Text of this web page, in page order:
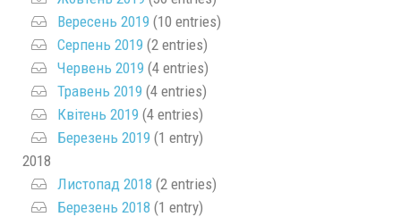
Вересень 2019 (10 entries)
Серпень 2019 (2 entries)
Червень 2019 (4 entries)
Травень 2019 (4 entries)
Квітень 2019 (4 entries)
Березень 2019 (1 entry)
2018
Листопад 2018 (2 entries)
Березень 2018 (1 entry)